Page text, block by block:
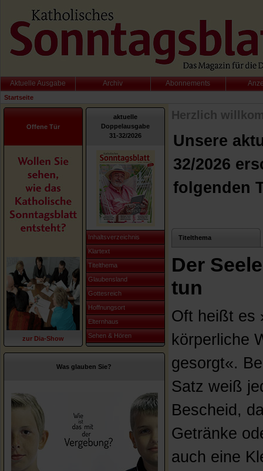
Aktuelle Ausgabe Archiv Abonnements
Startseite
Offene Tür
zur Dia-Show
aktuelle
Doppelausgabe
31-32/2026
Inhaltsverzeichnis
Klartext
Titelthema
Glaubensland
Gottesreich
Hoffnungsort
Elternhaus
Sehen & Hören
Was glauben Sie?
Herzlich
Unsere
32/2026
folgenden
Titelthema
Der
tun
Oft heißt es
körperliche
gesorgt«.
Satz weiß
Bescheid,
Getränke
auch eine